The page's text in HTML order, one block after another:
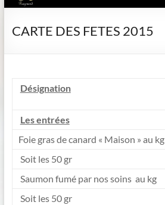
CARTE DES FETES 2015
Désignation
Les entrées
Foie gras de canard « Maison » au kg
Soit les 50 gr
Saumon fumé par nos soins au kg
Soit les 50 gr